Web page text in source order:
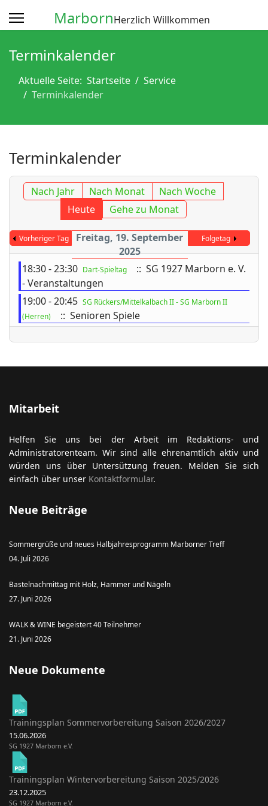
MarbornHerzlich Willkommen
Terminkalender
Aktuelle Seite: Startseite
Service
Terminkalender
Terminkalender
Nach Jahr Nach Monat
Nach Woche
Heute
Gehe zu Monat
Vorheriger Tag
Freitag, 19. September
2025
Folgetag
18:30 - 23:30 Dart-Spieltag
:: SG 1927 Marborn e. V.
- Veranstaltungen
19:00 - 20:45 SG Rückers/Mittelkalbach II - SG Marborn II
(Herren)
:: Senioren Spiele
Mitarbeit
Helfen Sie uns bei der Arbeit im Redaktions- und
Administratorenteam. Wir sind alle ehrenamtlich aktiv und
würden uns über Untersützung freuen. Melden Sie sich
einfach über unser Kontaktformular.
Neue Beiträge
Sommergrüße und neues Halbjahresprogramm Marborner Treff
04. Juli 2026
Bastelnachmittag mit Holz, Hammer und Nägeln
27. Juni 2026
WALK & WINE begeistert 40 Teilnehmer
21. Juni 2026
Neue Dokumente
Trainingsplan Sommervorbereitung Saison 2026/2027
15.06.2026
SG 1927 Marborn e.V.
Trainingsplan Wintervorbereitung Saison 2025/2026
23.12.2025
SG 1927 Marborn e.V.
anzeigen